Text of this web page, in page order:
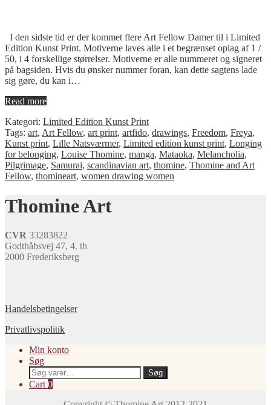
I den sidste tid er der kommet flere Art Fellow Damer til i Limited
Edition Kunst Print. Motiverne laves alle i et begrænset oplag af 1 /
50, i 4 forskellige størrelser. Motiverne er alle nummeret og signeret
på bagsiden. Hvis du ønsker nummer foran, kan dette sagtens lade
sig gøre, du kan i…
Read more
Kategori: Limited Edition Kunst Print
Tags: art, Art Fellow, art print, artfido, drawings, Freedom, Freya,
Kunst print, Lille Natsværmer, Limited edition kunst print, Longing
for belonging, Louise Thomine, manga, Mataoka, Melancholia,
Pilgrimage, Samurai, scandinavian art, thomine, Thomine and Art
Fellow, thomineart, women drawing women
Thomine Art
CVR 33283822
Godthåbsvej 47, 4. th
2000 Frederiksberg
Handelsbetingelser
Privatlivspolitik
Min konto
Søg
Søg
efter:
Søg
Cart 0